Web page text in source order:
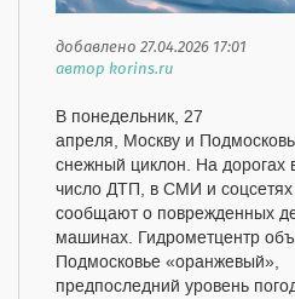
добавлено 27.04.2026 17:01
автор korins.ru
В понедельник, 27
апреля, Москву и
снежный циклон. На дорогах
число ДТП, в СМИ и соцсетях
сообщают о поврежденных
машинах. Гидрометцентр
Подмосковье «оранжевый»,
предпоследний уровень